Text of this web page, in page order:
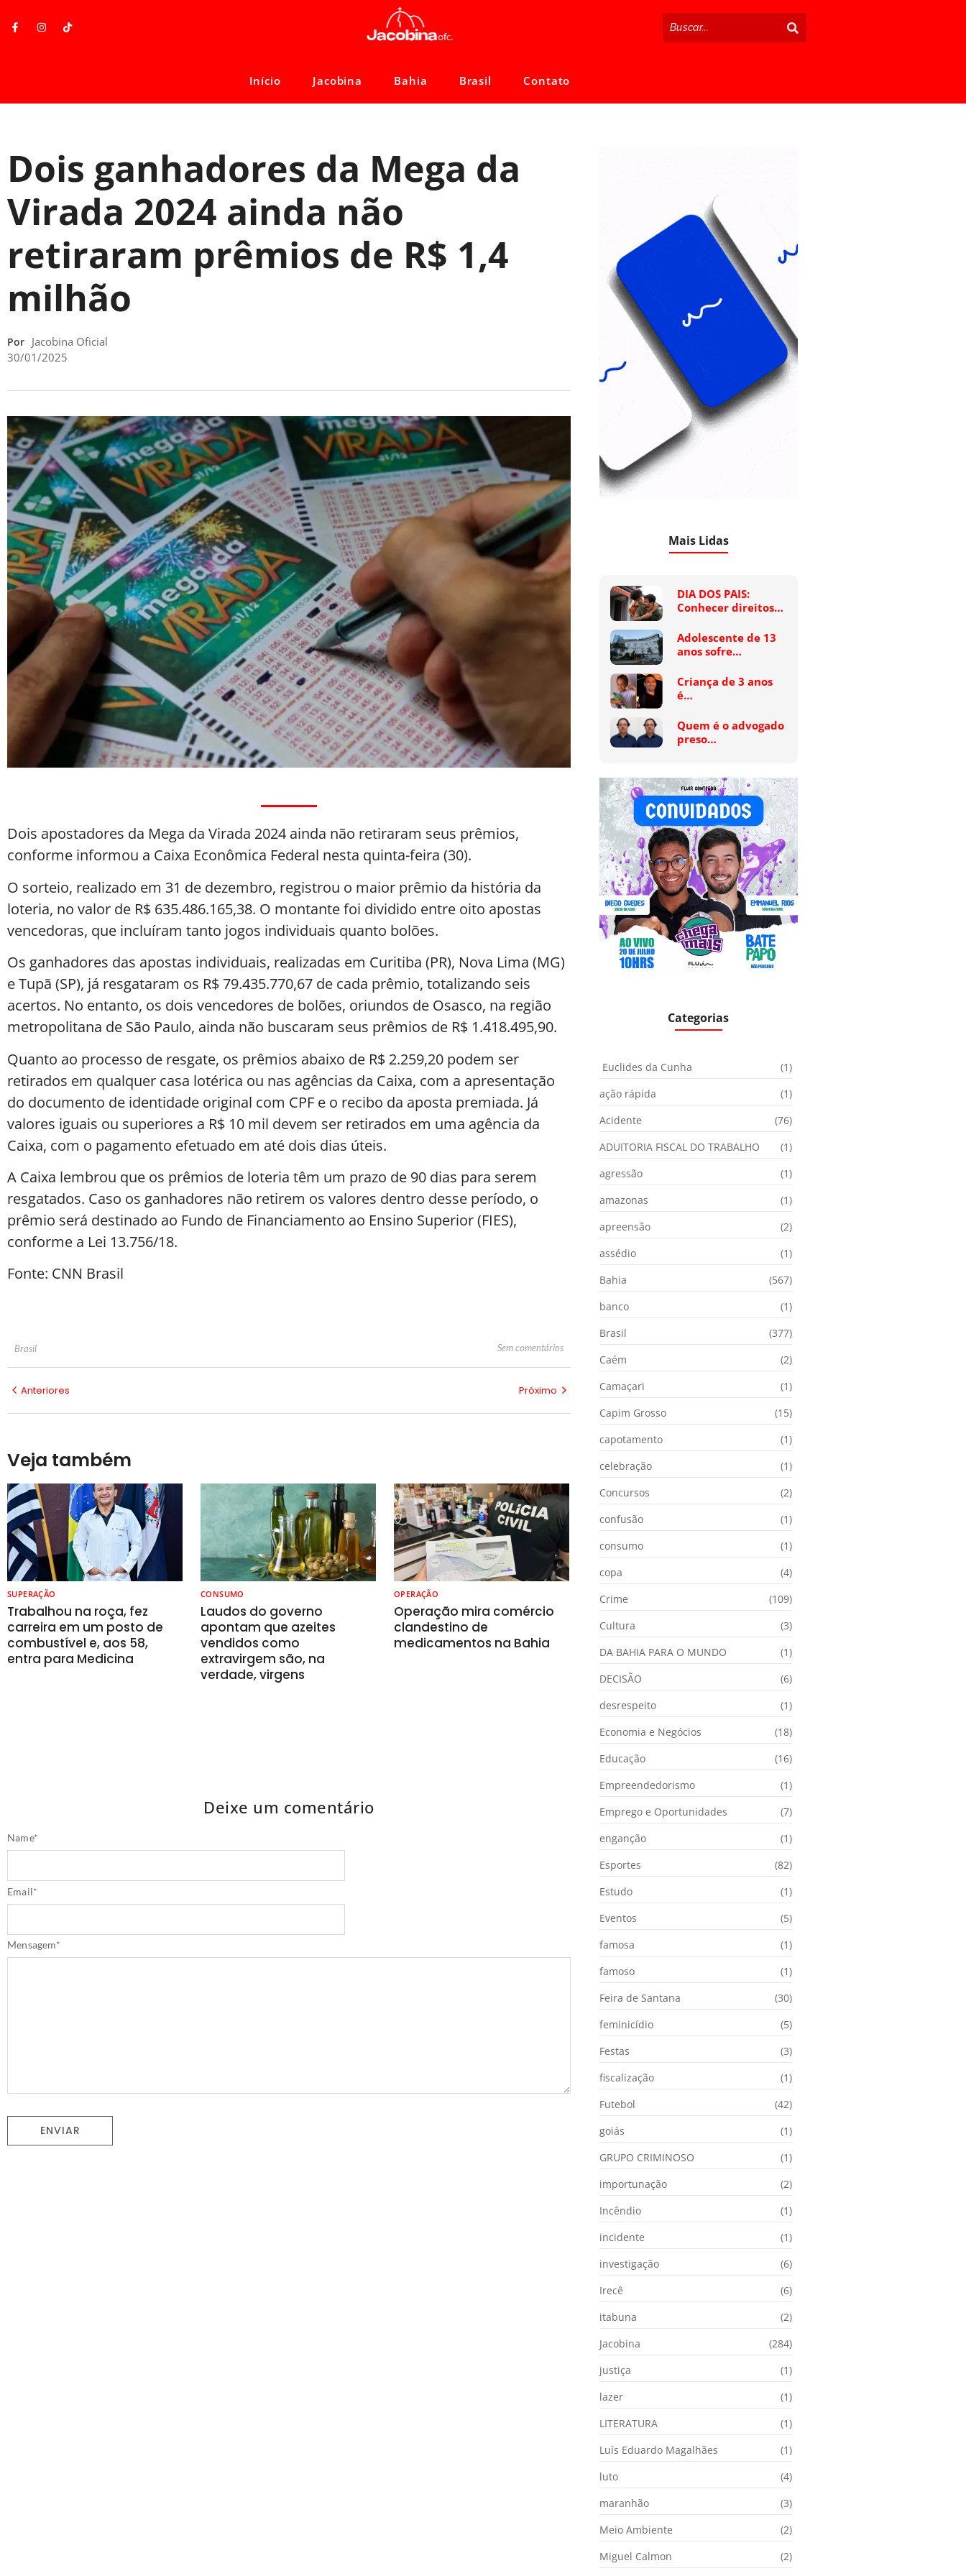
Início Jacobina Bahia Brasil Contato
Dois ganhadores da Mega da
Virada 2024 ainda não
retiraram prêmios de R$ 1,4
milhão
Por Jacobina Oficial
30/01/2025
Dois apostadores da Mega da Virada 2024 ainda não retiraram seus prêmios,
conforme informou a Caixa Econômica Federal nesta quinta-feira (30).
O sorteio, realizado em 31 de dezembro, registrou o maior prêmio da história da
loteria, no valor de R$ 635.486.165,38. O montante foi dividido entre oito apostas
vencedoras, que incluíram tanto jogos individuais quanto bolões.
Os ganhadores das apostas individuais, realizadas em Curitiba (PR), Nova Lima (MG)
e Tupã (SP), já resgataram os R$ 79.435.770,67 de cada prêmio, totalizando seis
acertos. No entanto, os dois vencedores de bolões, oriundos de Osasco, na região
metropolitana de São Paulo, ainda não buscaram seus prêmios de R$ 1.418.495,90.
Quanto ao processo de resgate, os prêmios abaixo de R$ 2.259,20 podem ser
retirados em qualquer casa lotérica ou nas agências da Caixa, com a apresentação
do documento de identidade original com CPF e o recibo da aposta premiada. Já
valores iguais ou superiores a R$ 10 mil devem ser retirados em uma agência da
Caixa, com o pagamento efetuado em até dois dias úteis.
A Caixa lembrou que os prêmios de loteria têm um prazo de 90 dias para serem
resgatados. Caso os ganhadores não retirem os valores dentro desse período, o
prêmio será destinado ao Fundo de Financiamento ao Ensino Superior (FIES),
conforme a Lei 13.756/18.
Fonte: CNN Brasil
Brasil Sem comentários
Anteriores Próximo
Veja também
SUPERAÇÃO
Trabalhou na roça, fez
carreira em um posto de
combustível e, aos 58,
entra para Medicina
CONSUMO
Laudos do governo
apontam que azeites
vendidos como
extravirgem são, na
verdade, virgens
OPERAÇÃO
Operação mira comércio
clandestino de
medicamentos na Bahia
Deixe um comentário
Name*
Email*
Mais Lidas
DIA DOS PAIS:
Conhecer direitos…
Adolescente de 13
anos sofre…
Criança de 3 anos
é…
Quem é o advogado
preso…
Categorias
Euclides da Cunha
(1)
ação rápida
(1)
Acidente
(76)
ADUITORIA FISCAL DO TRABALHO
(1)
agressão
(1)
amazonas
(1)
apreensão
(2)
assédio
(1)
Bahia
(567)
banco
(1)
Brasil
(377)
Caém
(2)
Camaçari
(1)
Capim Grosso
(15)
capotamento
(1)
celebração
(1)
Concursos
(2)
confusão
(1)
consumo
(1)
copa
(4)
Crime
(109)
Cultura
(3)
DA BAHIA PARA O MUNDO
(1)
DECISÃO
(6)
desrespeito
(1)
Economia e Negócios
(18)
Educação
(16)
Empreendedorismo
(1)
Emprego e Oportunidades
(7)
enganção
(1)
Esportes
(82)
Estudo
(1)
Eventos
(5)
famosa
(1)
famoso
(1)
Feira de Santana
(30)
feminicídio
(5)
Festas
(3)
fiscalização
(1)
Futebol
(42)
goiás
(1)
GRUPO CRIMINOSO
(1)
importunação
(2)
Incêndio
(1)
incidente
(1)
investigação
(6)
Irecê
(6)
itabuna
(2)
Jacobina
(284)
justiça
(1)
lazer
(1)
LITERATURA
(1)
Luís Eduardo Magalhães
(1)
luto
(4)
maranhão
(3)
Meio Ambiente
(2)
Miguel Calmon
(2)